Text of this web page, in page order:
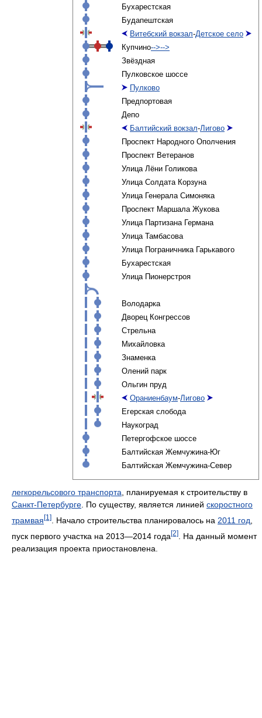
Бухарестская
Будапештская
Витебский вокзал-Детское село
Купчино-->-->
Звёздная
Пулковское шоссе
Пулково
Предпортовая
Депо
Балтийский вокзал-Лигово
Проспект Народного Ополчения
Проспект Ветеранов
Улица Лёни Голикова
Улица Солдата Корзуна
Улица Генерала Симоняка
Проспект Маршала Жукова
Улица Партизана Германа
Улица Тамбасова
Улица Пограничника Гарькавого
Бухарестская
Улица Пионерстроя
Володарка
Дворец Конгрессов
Стрельна
Михайловка
Знаменка
Олений парк
Ольгин пруд
Ораниенбаум-Лигово
Егерская слобода
Наукоград
Петергофское шоссе
Балтийская Жемчужина-Юг
Балтийская Жемчужина-Север
легкорельсового транспорта, планируемая к строительству в
Санкт-Петербурге. По существу, является линией скоростного
трамвая [1] . Начало строительства планировалось на 2011 год
пуск первого участка на 2013—2014 года [2]
. На данный момент
реализация проекта приостановлена.